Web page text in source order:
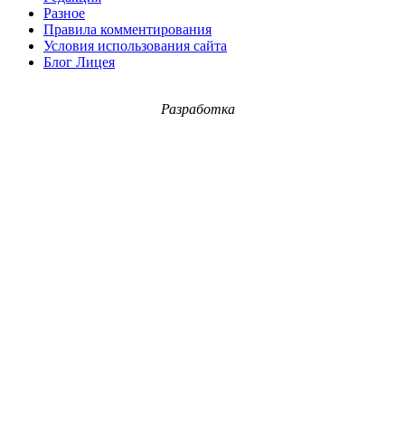
Разное
Правила комментирования
Условия использования сайта
Блог Лицея
Разработка